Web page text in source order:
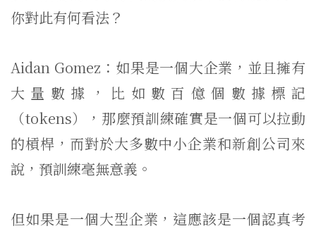
你對此有何看法？
Aidan Gomez：如果是一個大企業，並且擁有
大量數據，比如數百億個數據標記
（tokens），那麼預訓練確實是一個可以拉動
的槓桿，而對於大多數中小企業和新創公司來
說，預訓練毫無意義。
但如果是一個大型企業，這應該是一個認真考